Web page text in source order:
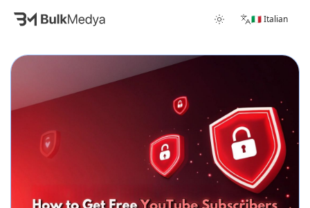
🇮🇹 Italian